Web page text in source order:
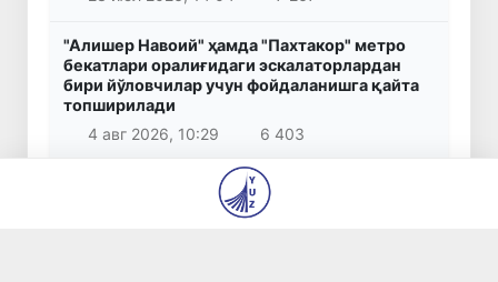
"Алишер Навоий" ҳамда "Пахтакор" метро
бекатлари оралиғидаги эскалаторлардан
бири йўловчилар учун фойдаланишга қайта
топширилади
4 авг 2026, 10:29
6 403
Аҳаджон Кимсанбоев шахмат бўйича жаҳон